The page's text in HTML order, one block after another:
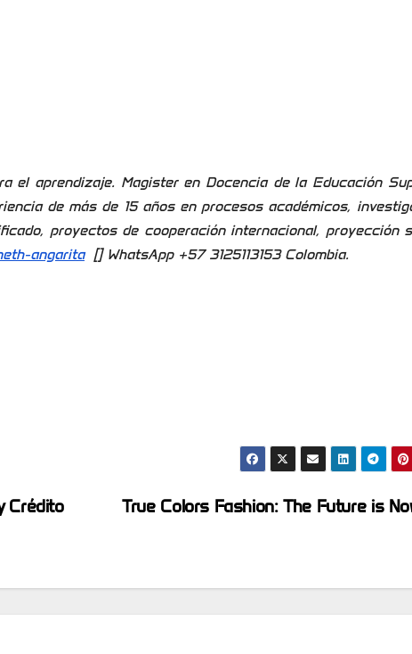
el aprendizaje. Magister en Docencia de la Educación
de más de 15 años en procesos académicos,
proyectos de cooperación internacional, proyección
angarita[] WhatsApp +57 3125113153 Colombia.
True Colors Fashion: The Future is
Crédito